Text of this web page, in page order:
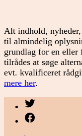
Alt indhold, nyheder,
til almindelig
grundlag for en eller
tilrådes at søge
evt. kvalificeret
mere her.